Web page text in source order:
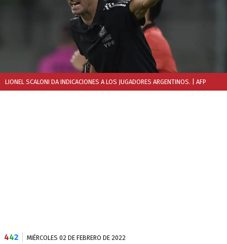
LIONEL SCALONI DA INDICACIONES A LOS JUGADORES ARGENTINOS. | AFP
442 MIÉRCOLES 02 DE FEBRERO DE 2022